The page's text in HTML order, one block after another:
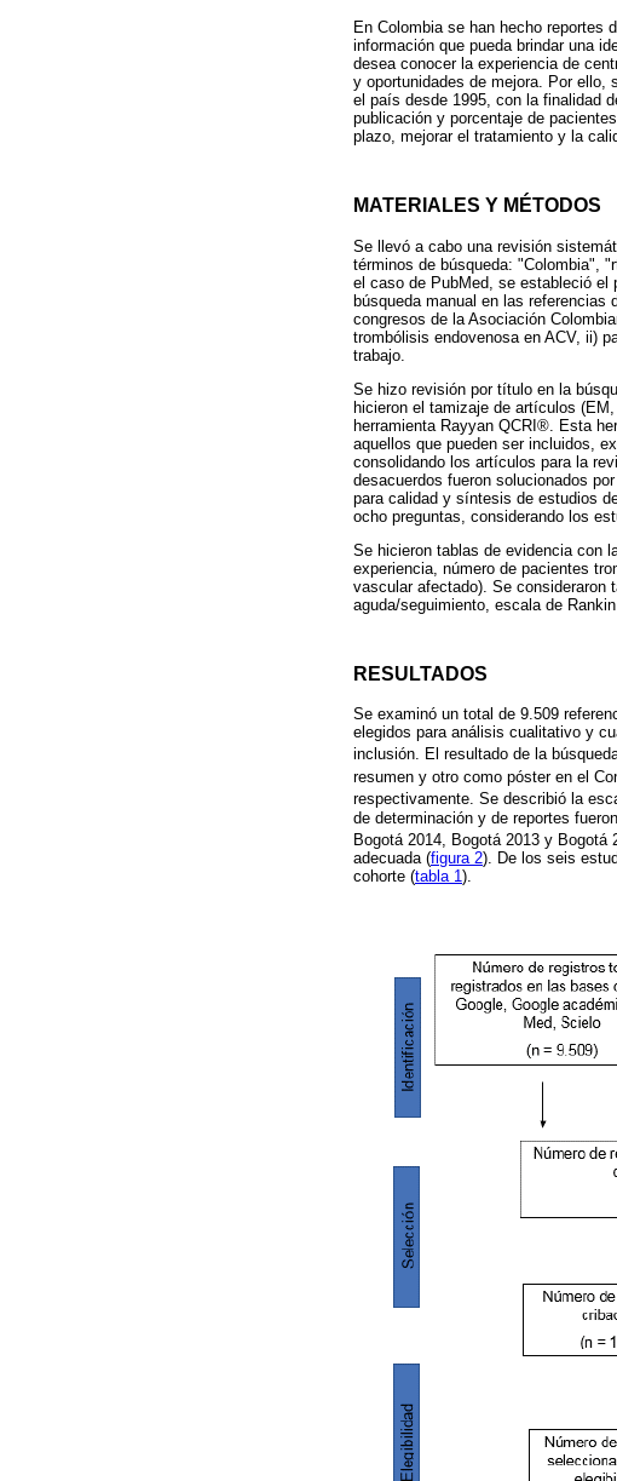
En Colombia se han hecho reportes
información que pueda brindar una
desea conocer la experiencia de
y oportunidades de mejora. Por ello,
el país desde 1995, con la finalidad
publicación y porcentaje de
plazo, mejorar el tratamiento y la
MATERIALES Y MÉTODOS
Se llevó a cabo una revisión
términos de búsqueda: "Colombia",
el caso de PubMed, se estableció el
búsqueda manual en las
congresos de la Asociación
trombólisis endovenosa en ACV, ii)
trabajo.
Se hizo revisión por título en la
hicieron el tamizaje de artículos
herramienta Rayyan QCRI®. Esta
aquellos que pueden ser incluidos,
consolidando los artículos para la
desacuerdos fueron solucionados
para calidad y síntesis de estudios
ocho preguntas, considerando los
Se hicieron tablas de evidencia con
experiencia, número de pacientes
vascular afectado). Se consideraron
aguda/seguimiento, escala de
RESULTADOS
Se examinó un total de 9.509
elegidos para análisis cualitativo y
inclusión. El resultado de la
resumen y otro como póster en el
respectivamente. Se describió la
de determinación y de reportes
Bogotá 2014, Bogotá 2013 y Bogotá
adecuada (figura 2). De los seis
cohorte (tabla 1 ).